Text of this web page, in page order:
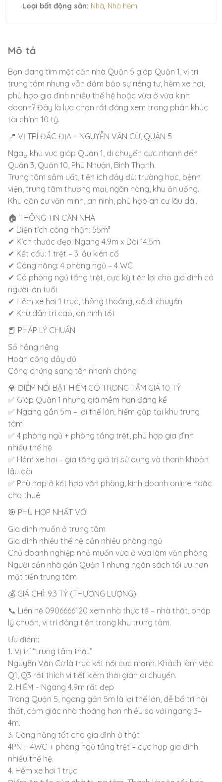
Loại bất động sản: Nhà, Nhà hẻm
Mô tả
Bạn đang tìm một căn nhà Quận 5 giáp Quận 1, vị trí
trung tâm nhưng vẫn đảm bảo sự riêng tư, hẻm xe hơi,
phù hợp gia đình nhiều thế hệ hoặc vừa ở vừa kinh
doanh? Đây là lựa chọn rất đáng xem trong phân khúc
tài chính 10 tỷ.
📍 VỊ TRÍ ĐẮC ĐỊA – NGUYỄN VĂN CỪ, QUẬN 5
Ngay khu vực giáp Quận 1, di chuyển cực nhanh đến
Quận 3, Quận 10, Phú Nhuận, Bình Thạnh.
Trung tâm sầm uất, tiện ích đầy đủ: trường học, bệnh
viện, trung tâm thương mại, ngân hàng, khu ăn uống.
Khu dân cư văn minh, an ninh, phù hợp an cư lâu dài.
🏠 THÔNG TIN CĂN NHÀ
✔ Diện tích công nhận: 55m²
✔ Kích thước đẹp: Ngang 4.9m x Dài 14.5m
✔ Kết cấu: 1 trệt – 3 lầu kiên cố
✔ Công năng: 4 phòng ngủ – 4 WC
✔ Có phòng ngủ tầng trệt, cực kỳ tiện lợi cho gia đình có
người lớn tuổi
✔ Hẻm xe hơi 1 trục, thông thoáng, dễ di chuyển
✔ Khu dân trí cao, an ninh tốt
📕 PHÁP LÝ CHUẨN
Sổ hồng riêng
Hoàn công đầy đủ
Công chứng sang tên nhanh chóng
💎 ĐIỂM NỔI BẬT HIẾM CÓ TRONG TẦM GIÁ 10 TỶ
✅ Giáp Quận 1 nhưng giá mềm hơn đáng kể
✅ Ngang gần 5m – lợi thế lớn, hiếm gặp tại khu trung
tâm
✅ 4 phòng ngủ + phòng tầng trệt, phù hợp gia đình
nhiều thế hệ
✅ Hẻm xe hơi – gia tăng giá trị sử dụng và thanh khoản
lâu dài
✅ Phù hợp ở kết hợp văn phòng, kinh doanh online hoặc
cho thuê
🎯 PHÙ HỢP NHẤT VỚI
Gia đình muốn ở trung tâm
Gia đình nhiều thế hệ cần nhiều phòng ngủ
Chủ doanh nghiệp nhỏ muốn vừa ở vừa làm văn phòng
Người cần nhà gần Quận 1 nhưng ngân sách tối ưu hơn
mặt tiền trung tâm
💰 GIÁ CHỈ: 9.3 TỶ (THƯƠNG LƯỢNG)
📞 Liên hệ 0906666120 xem nhà thực tế – nhà thật, pháp
lý chuẩn, vị trí đáng tiền trong khu trung tâm.
Ưu điểm:
1. Vị trí “trung tâm thật”
Nguyễn Văn Cừ là trục kết nối cực mạnh. Khách làm việc
Q1, Q3 rất thích vì tiết kiệm thời gian di chuyển.
2. HIẾM – Ngang 4.9m rất đẹp
Trong Quận 5, ngang gần 5m là lợi thế lớn, dễ bố trí nội
thất, cảm giác nhà thoáng hơn nhiều so với ngang 3–
4m.
3. Công năng tốt cho gia đình ở thật
4PN + 4WC + phòng ngủ tầng trệt = cực hợp gia đình
nhiều thế hệ.
4. Hẻm xe hơi 1 trục